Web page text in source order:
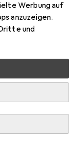
Werbung auf
anzuzeigen.
und
vidaXL
Schutzpuffer.